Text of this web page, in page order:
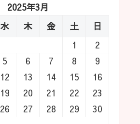
2025年3月
水 木 金 土
日
1
2
5 6 7 8
9
12 13 14 15
16
19 20 21 22
23
26 27 28 29
30